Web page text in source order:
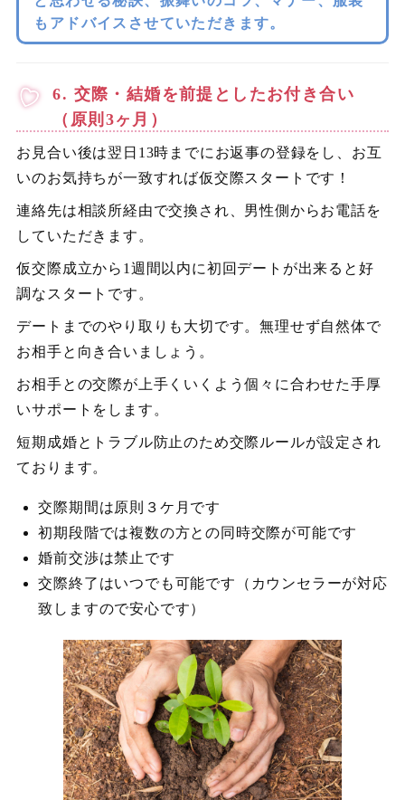
もアドバイスさせていただきます。
6. 交際・結婚を前提としたお付き合い
（原則3ヶ月）
お見合い後は翌日13時までにお返事の登録をし、お互
いのお気持ちが一致すれば仮交際スタートです！
連絡先は相談所経由で交換され、男性側からお電話を
していただきます。
仮交際成立から1週間以内に初回デートが出来ると好
調なスタートです。
デートまでのやり取りも大切です。無理せず自然体で
お相手と向き合いましょう。
お相手との交際が上手くいくよう個々に合わせた手厚
いサポートをします。
短期成婚とトラブル防止のため交際ルールが設定され
ております。
交際期間は原則３ケ月です
初期段階では複数の方との同時交際が可能です
婚前交渉は禁止です
交際終了はいつでも可能です（カウンセラーが対応
致しますので安心です）